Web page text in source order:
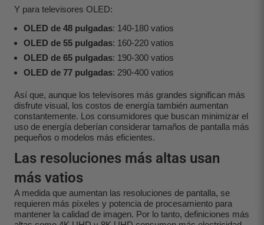
Y para televisores OLED:
OLED de 48 pulgadas: 140-180 vatios
OLED de 55 pulgadas: 160-220 vatios
OLED de 65 pulgadas: 190-300 vatios
OLED de 77 pulgadas: 290-400 vatios
Así que, aunque los televisores más grandes significan más
disfrute visual, los costos de energía también aumentan
constantemente. Los consumidores que buscan minimizar el
uso de energía deberían considerar tamaños de pantalla más
pequeños o modelos más eficientes.
Las resoluciones más altas usan
más vatios
A medida que aumentan las resoluciones de pantalla, se
requieren más píxeles y potencia de procesamiento para
mantener la calidad de imagen. Por lo tanto, definiciones más